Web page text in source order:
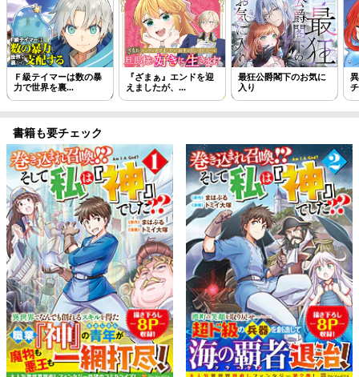
Ｆ級テイマーは数の暴
力で世界を裏...
『ざまぁ』エンドを迎
えましたが、...
最狂公爵閣下のお気に
入り
書籍も要チェック